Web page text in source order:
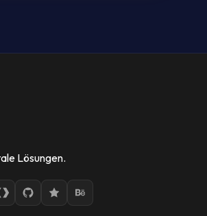
Lösungen.